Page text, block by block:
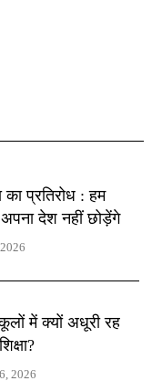
का प्रतिरोध : हम
देश नहीं छोड़ेंगे
में क्यों अधूरी रह
2026